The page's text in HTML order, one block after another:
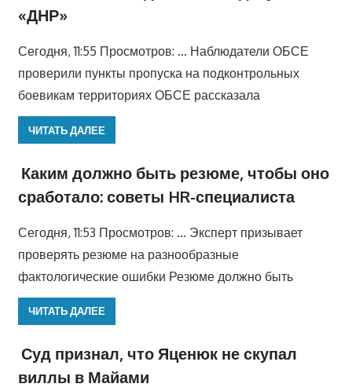
«ДНР»
Сегодня, 11:55 Просмотров: … Наблюдатели ОБСЕ
проверили пункты пропуска на подконтрольных
боевикам территориях ОБСЕ рассказала
ЧИТАТЬ ДАЛЕЕ
Каким должно быть резюме, чтобы оно
сработало: советы HR-специалиста
Сегодня, 11:53 Просмотров: … Эксперт призывает
проверять резюме на разнообразные
фактологические ошибки Резюме должно быть
ЧИТАТЬ ДАЛЕЕ
Суд признал, что Яценюк не скупал
виллы в Майами